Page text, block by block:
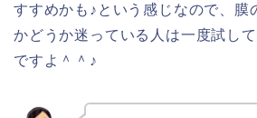
すすめかも♪という感じなので、膜
かどうか迷っている人は一度試し
ですよ＾＾♪